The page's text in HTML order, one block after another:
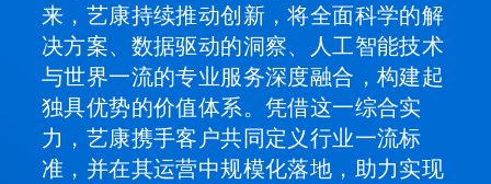
来，艺康持续推动创新，将全面科学的解
决方案、数据驱动的洞察、人工智能技术
与世界一流的专业服务深度融合，构建起
独具优势的价值体系。凭借这一综合实
力，艺康携手客户共同定义行业一流标
准，并在其运营中规模化落地，助力实现